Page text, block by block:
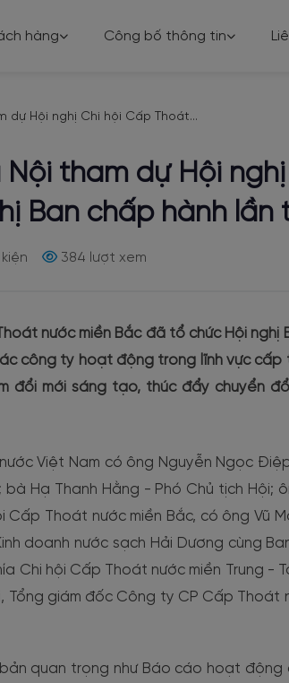
hàng Công bố thông tin
dự Hội nghị Chi hội Cấp Thoát...
tham dự Hội
Ban chấp hành lần
kiện 384 lượt xem
nước miền Bắc đã tổ chức Hội nghị
công ty hoạt động trong lĩnh vực
đổi mới sáng tạo, thúc đẩy chuyển
Việt Nam có ông Nguyễn Ngọc
bà Hạ Thanh Hằng - Phó Chủ tịch Hội;
Cấp Thoát nước miền Bắc, có ông Vũ
doanh nước sạch Hải Dương cùng
Chi hội Cấp Thoát nước miền Trung -
Tổng giám đốc Công ty CP Cấp Thoát
quan trọng như Báo cáo hoạt động